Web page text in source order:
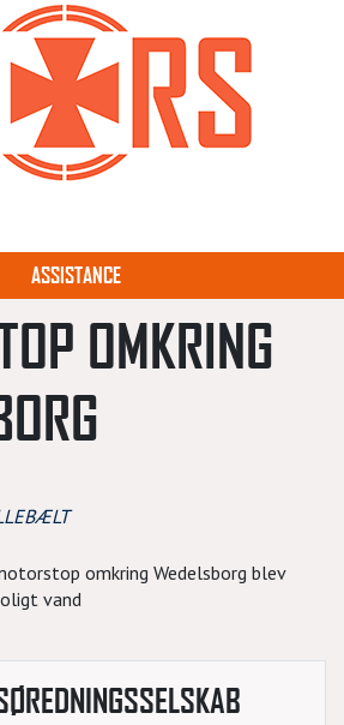
ASSISTANCE
OMKRING
omkring Wedelsborg blev
vand